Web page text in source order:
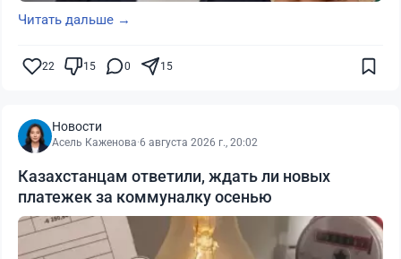
Читать дальше →
22 15 0 15
Новости
Асель Каженова·6 августа 2026 г., 20:02
Казахстанцам ответили, ждать ли новых
платежек за коммуналку осенью